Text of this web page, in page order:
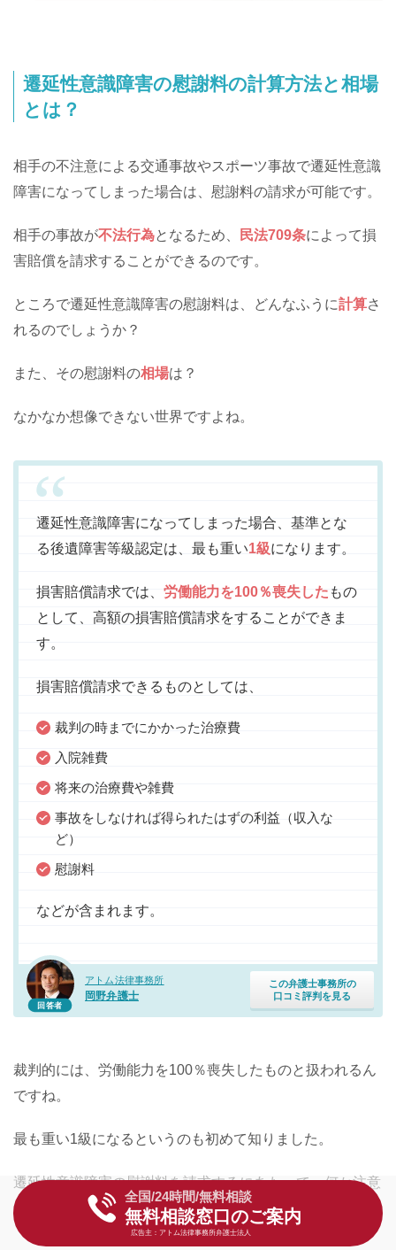
遷延性意識障害の慰謝料の計算方法と相場
とは？
相手の不注意による交通事故やスポーツ事故で遷延性意識
障害になってしまった場合は、慰謝料の請求が可能です。
相手の事故が不法行為となるため、 民法709条によって損
害賠償を請求することができるのです。
ところで遷延性意識障害の慰謝料は、どんなふうに計算さ
れるのでしょうか？
また、その慰謝料の相場は？
なかなか想像できない世界ですよね。
回答者
アトム法律事務所
岡野弁護士
この弁護士事務所の
口コミ評判を見る
遷延性意識障害になってしまった場合、基準とな
る後遺障害等級認定は、最も重い1級になります。
損害賠償請求では、 労働能力を100％喪失した もの
として、高額の損害賠償請求をすることができま
す。
損害賠償請求できるものとしては、
裁判の時までにかかった治療費
入院雑費
将来の治療費や雑費
事故をしなければ得られたはずの利益（収入な
ど）
慰謝料
などが含まれます。
裁判的には、労働能力を100％喪失したものと扱われるん
ですね。
最も重い1級になるというのも初めて知りました。
遷延性意識障害の慰謝料を請求するにあたって、何か注意
点はありますか？
全国/24時間/無料相談
無料相談窓口のご案内
広告主：アトム法律事務所弁護士法人